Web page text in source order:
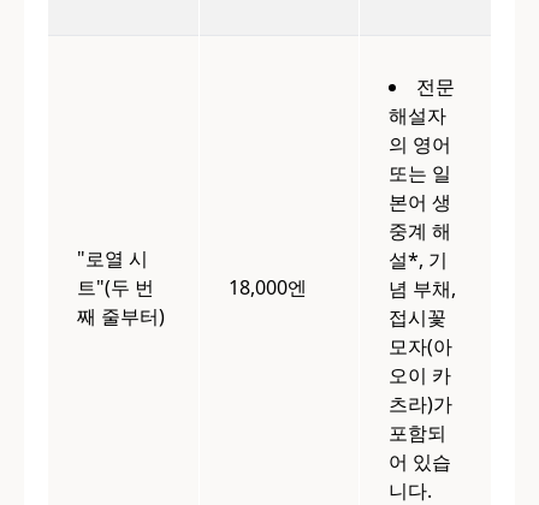
"로열 시
트"(두 번
째 줄부터)
18,000엔
전문
해설자
의 영어
또는 일
본어 생
중계 해
설*, 기
념 부채,
접시꽃
모자(아
오이 카
츠라)가
포함되
어 있습
니다.